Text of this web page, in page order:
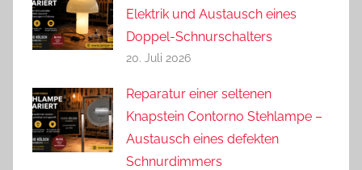
Elektrik und Austausch eines
Doppel-Schnurschalters
20. Juli 2026
Reparatur einer seltenen
Knapstein Contorno Stehlampe –
Austausch eines defekten
Schnurdimmers